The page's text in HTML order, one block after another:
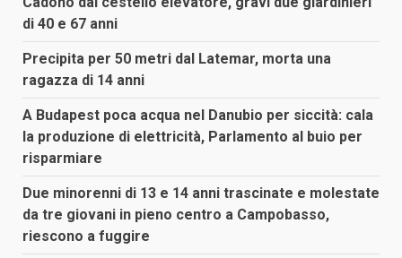
di 40 e 67 anni
Precipita per 50 metri dal Latemar, morta una
ragazza di 14 anni
A Budapest poca acqua nel Danubio per siccità: cala
la produzione di elettricità, Parlamento al buio per
risparmiare
Due minorenni di 13 e 14 anni trascinate e molestate
da tre giovani in pieno centro a Campobasso,
riescono a fuggire